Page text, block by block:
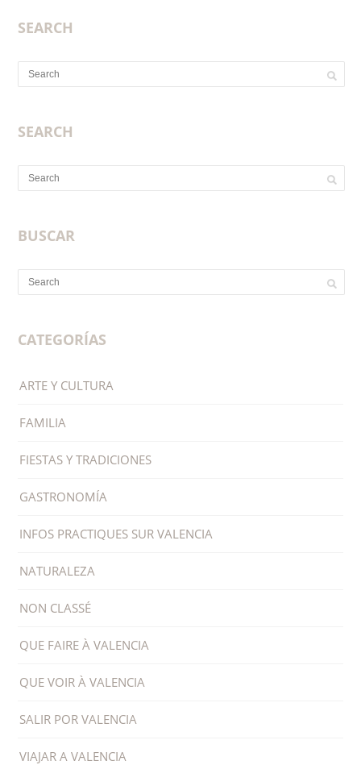
SEARCH
SEARCH
BUSCAR
CATEGORÍAS
ARTE Y CULTURA
FAMILIA
FIESTAS Y TRADICIONES
GASTRONOMÍA
INFOS PRACTIQUES SUR VALENCIA
NATURALEZA
NON CLASSÉ
QUE FAIRE À VALENCIA
QUE VOIR À VALENCIA
SALIR POR VALENCIA
VIAJAR A VALENCIA